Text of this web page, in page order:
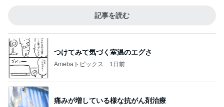
記事を読む
つけてみて気づく室温のエグさ
Amebaトピックス 1日前
痛みが増している様な抗がん剤治療